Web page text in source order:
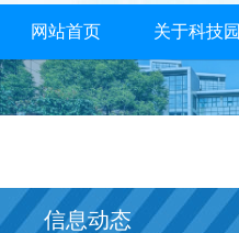
网站首页 关于科技园
创业孵化 成果转化
联系我们
信息动态